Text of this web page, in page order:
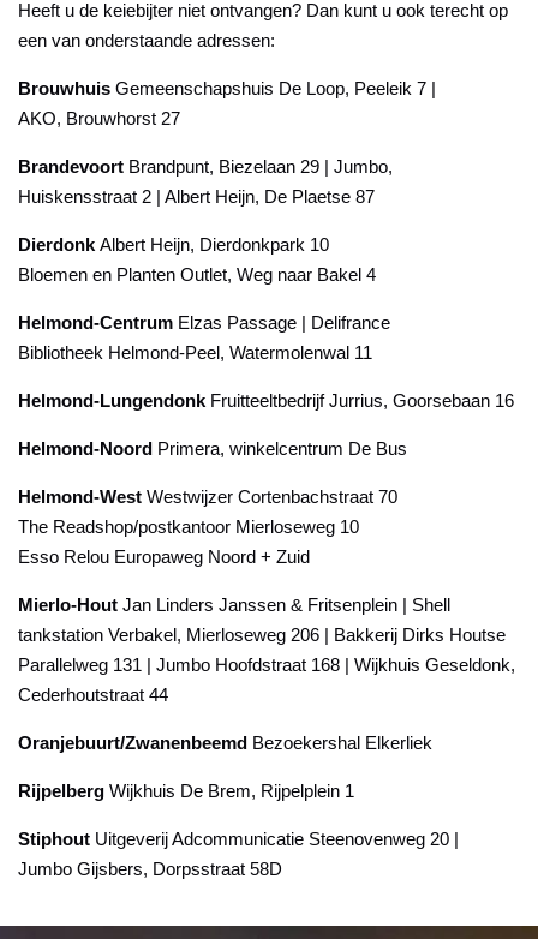
Heeft u de keiebijter niet ontvangen? Dan kunt u ook terecht op
een van onderstaande adressen:
Brouwhuis Gemeenschapshuis De Loop, Peeleik 7 |
AKO, Brouwhorst 27
Brandevoort Brandpunt, Biezelaan 29 | Jumbo,
Huiskensstraat 2 | Albert Heijn, De Plaetse 87
Dierdonk Albert Heijn, Dierdonkpark 10
Bloemen en Planten Outlet, Weg naar Bakel 4
Helmond-Centrum Elzas Passage | Delifrance
Bibliotheek Helmond-Peel, Watermolenwal 11
Helmond-Lungendonk Fruitteeltbedrijf Jurrius, Goorsebaan 16
Helmond-Noord Primera, winkelcentrum De Bus
Helmond-West Westwijzer Cortenbachstraat 70
The Readshop/postkantoor Mierloseweg 10
Esso Relou Europaweg Noord + Zuid
Mierlo-Hout Jan Linders Janssen & Fritsenplein | Shell
tankstation Verbakel, Mierloseweg 206 | Bakkerij Dirks Houtse
Parallelweg 131 | Jumbo Hoofdstraat 168 | Wijkhuis Geseldonk,
Cederhoutstraat 44
Oranjebuurt/Zwanenbeemd Bezoekershal Elkerliek
Rijpelberg Wijkhuis De Brem, Rijpelplein 1
Stiphout Uitgeverij Adcommunicatie Steenovenweg 20 |
Jumbo Gijsbers, Dorpsstraat 58D